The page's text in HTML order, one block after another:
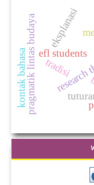
efl students
eksplanasi
pragmatik lintas budaya
kontak bahasa tradisi